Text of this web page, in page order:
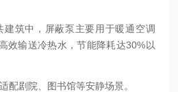
筑中，屏蔽泵主要用于暖通空调
效输送冷热水，节能降耗达30%以
配剧院、图书馆等安静场景。